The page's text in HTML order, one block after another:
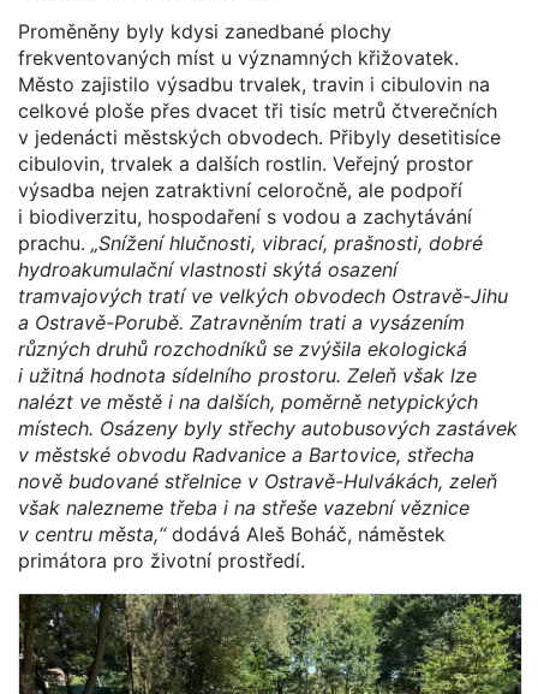
Proměněny byly kdysi zanedbané plochy
frekventovaných míst u významných křižovatek.
Město zajistilo výsadbu trvalek, travin i cibulovin na
celkové ploše přes dvacet tři tisíc metrů čtverečních
v jedenácti městských obvodech. Přibyly desetitisíce
cibulovin, trvalek a dalších rostlin. Veřejný prostor
výsadba nejen zatraktivní celoročně, ale podpoří
i biodiverzitu, hospodaření s vodou a zachytávání
prachu. „Snížení hlučnosti, vibrací, prašnosti, dobré
hydroakumulační vlastnosti skýtá osazení
tramvajových tratí ve velkých obvodech Ostravě-Jihu
a Ostravě-Porubě. Zatravněním trati a vysázením
různých druhů rozchodníků se zvýšila ekologická
i užitná hodnota sídelního prostoru. Zeleň však lze
nalézt ve městě i na dalších, poměrně netypických
místech. Osázeny byly střechy autobusových zastávek
v městské obvodu Radvanice a Bartovice, střecha
nově budované střelnice v Ostravě-Hulvákách, zeleň
však nalezneme třeba i na střeše vazební věznice
v centru města,“dodává Aleš Boháč, náměstek
primátora pro životní prostředí.